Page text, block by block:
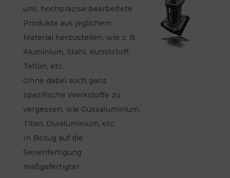
uns, hochpräzise bearbeitete
Produkte aus jeglichem
Material herzustellen, wie z. B.
Aluminium, Stahl, Kunststoff,
Teflon, etc.
Ohne dabei auch ganz
spezifische Werkstoffe zu
vergessen, wie Gussaluminium,
Titan, Duraluminium, etc.
In Bezug auf die
Serienfertigung
maßgefertigter